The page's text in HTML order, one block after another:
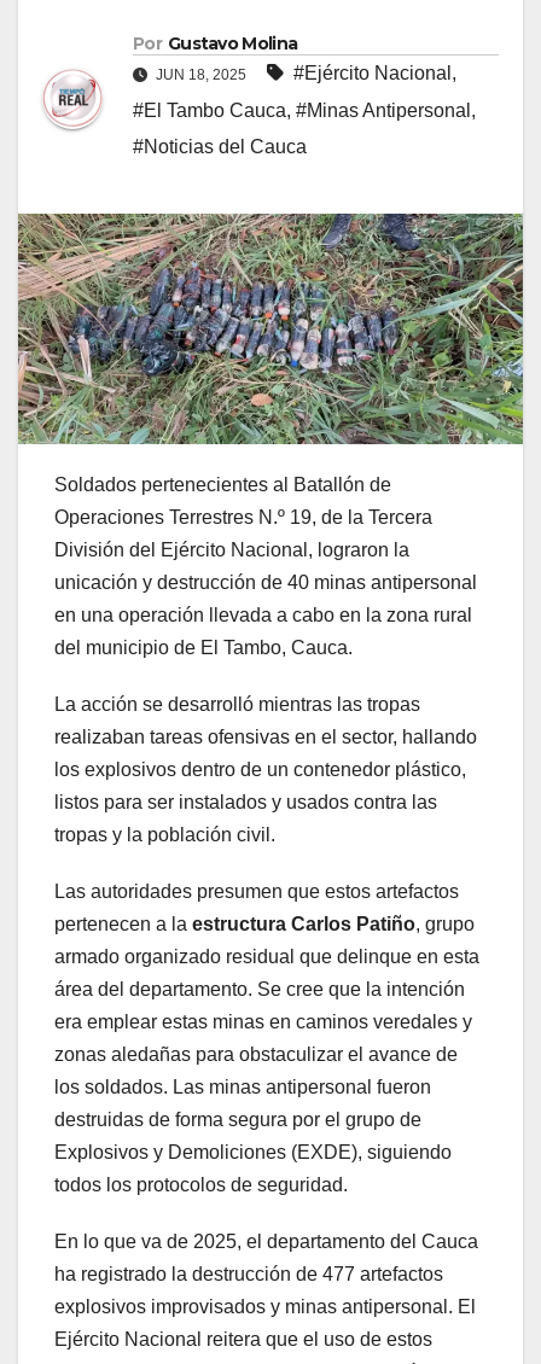
Por Gustavo Molina
JUN 18, 2025 #Ejército Nacional ,
#El Tambo Cauca, #Minas Antipersonal ,
#Noticias del Cauca
Soldados pertenecientes al Batallón de
Operaciones Terrestres N.º 19, de la Tercera
División del Ejército Nacional, lograron la
unicación y destrucción de 40 minas antipersonal
en una operación llevada a cabo en la zona rural
del municipio de El Tambo, Cauca.
La acción se desarrolló mientras las tropas
realizaban tareas ofensivas en el sector, hallando
los explosivos dentro de un contenedor plástico,
listos para ser instalados y usados contra las
tropas y la población civil.
Las autoridades presumen que estos artefactos
pertenecen a la estructura Carlos Patiño, grupo
armado organizado residual que delinque en esta
área del departamento. Se cree que la intención
era emplear estas minas en caminos veredales y
zonas aledañas para obstaculizar el avance de
los soldados. Las minas antipersonal fueron
destruidas de forma segura por el grupo de
Explosivos y Demoliciones (EXDE), siguiendo
todos los protocolos de seguridad.
En lo que va de 2025, el departamento del Cauca
ha registrado la destrucción de 477 artefactos
explosivos improvisados y minas antipersonal. El
Ejército Nacional reitera que el uso de estos